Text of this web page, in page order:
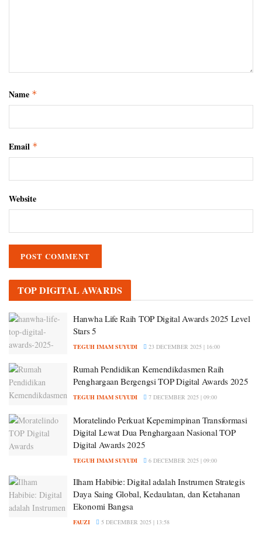
Name *
Email *
Website
TOP DIGITAL AWARDS
Hanwha Life Raih TOP Digital Awards 2025 Level
Stars 5
TEGUH IMAM SUYUDI 23 DECEMBER 2025 | 16:00
Rumah Pendidikan Kemendikdasmen Raih
Penghargaan Bergengsi TOP Digital Awards 2025
TEGUH IMAM SUYUDI 7 DECEMBER 2025 | 09:00
Moratelindo Perkuat Kepemimpinan Transformasi
Digital Lewat Dua Penghargaan Nasional TOP
Digital Awards 2025
TEGUH IMAM SUYUDI 6 DECEMBER 2025 | 09:00
Ilham Habibie: Digital adalah Instrumen Strategis
Daya Saing Global, Kedaulatan, dan Ketahanan
Ekonomi Bangsa
FAUZI 5 DECEMBER 2025 | 13:58